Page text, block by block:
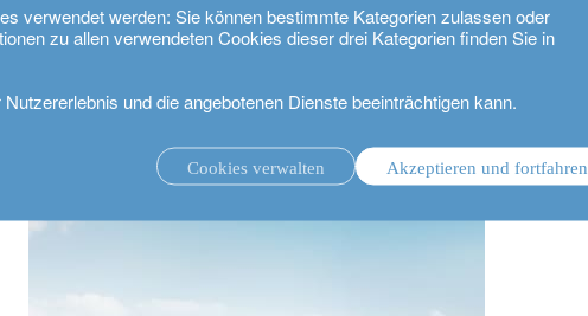
verwendet werden: Sie können bestimmte Kategorien zulassen oder
zu allen verwendeten Cookies dieser drei Kategorien finden Sie in
und die angebotenen Dienste beeinträchtigen kann.
Cookies verwalten Akzeptieren und fortfahren
Anlageverwaltung mit Beratungsmandat.
für ihren neuen globalen Hauptsitz in Bellevue vor